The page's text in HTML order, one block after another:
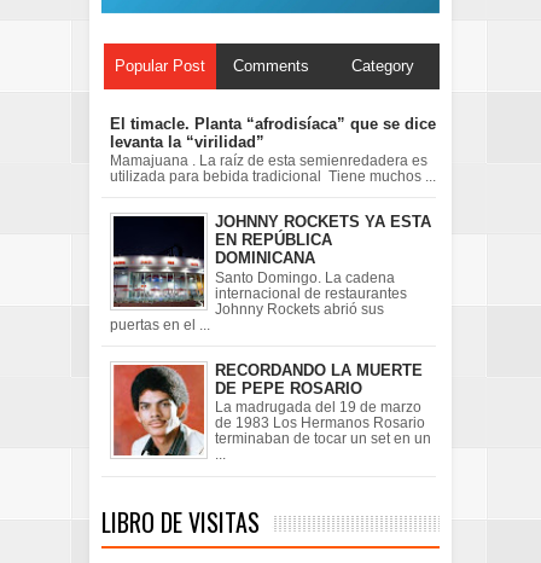
Popular Post Comments Category
El timacle. Planta “afrodisíaca” que se dice
levanta la “virilidad”
Mamajuana . La raíz de esta semienredadera es
utilizada para bebida tradicional Tiene muchos ...
JOHNNY ROCKETS YA ESTA
EN REPÚBLICA
DOMINICANA
Santo Domingo. La cadena
internacional de restaurantes
Johnny Rockets abrió sus
puertas en el ...
RECORDANDO LA MUERTE
DE PEPE ROSARIO
La madrugada del 19 de marzo
de 1983 Los Hermanos Rosario
terminaban de tocar un set en un
...
LIBRO DE VISITAS